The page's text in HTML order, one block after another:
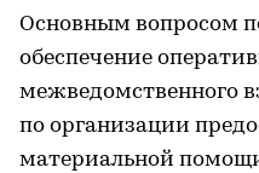
Основным вопросом
обеспечение
межведомственного
по организации
материальной